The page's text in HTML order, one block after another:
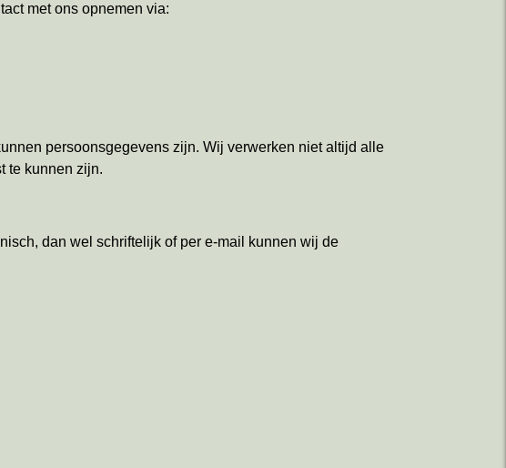
met ons opnemen via:
persoonsgegevens zijn. Wij verwerken niet altijd alle
te kunnen zijn.
dan wel schriftelijk of per e-mail kunnen wij de